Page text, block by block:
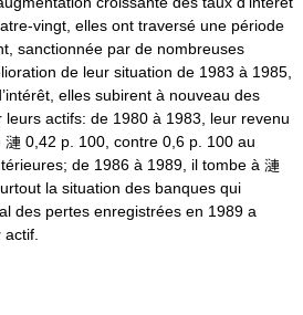
vingt, elles ont traversé une période
sanctionnée par de nombreuses
de leur situation de 1983 à 1985,
elles subirent à nouveau des
leurs actifs: de 1980 à 1983, leur revenu
0,42 p. 100, contre 0,6 p. 100 au
de 1986 à 1989, il tombe à 漣
la situation des banques qui
des pertes enregistrées en 1989 a